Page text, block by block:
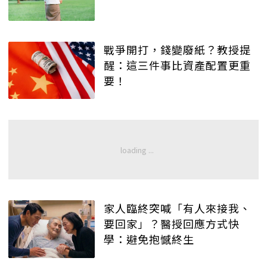
戰爭開打，錢變廢紙？教授提
醒：這三件事比資產配置更重
要！
家人臨終突喊「有人來接我、
要回家」？醫授回應方式快
學：避免抱憾終生